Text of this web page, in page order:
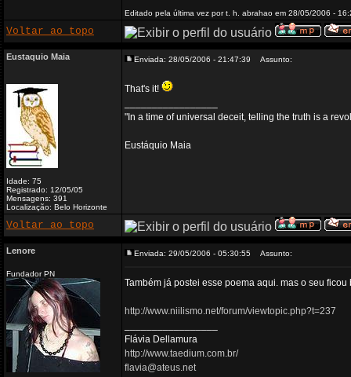
Editado pela última vez por t. h. abrahao em 28/05/2006 -
Voltar ao topo
Eustaquio Maia
Idade: 75
Registrado: 12/05/05
Mensagens: 391
Localização: Belo Horizonte
Enviada: 28/05/2006 - 21:47:39 Assunto:
That's it!
"In a time of universal deceit, telling the truth is a
Eustáquio Maia
Voltar ao topo
Lenore
Fundador PN
Enviada: 29/05/2006 - 05:30:55 Assunto:
Também já postei esse poema aqui. mas o seu
http://www.niilismo.net/forum/viewtopic.php?t=237
Flávia Dellamura
http://www.taedium.com.br/
flavia@ateus.net